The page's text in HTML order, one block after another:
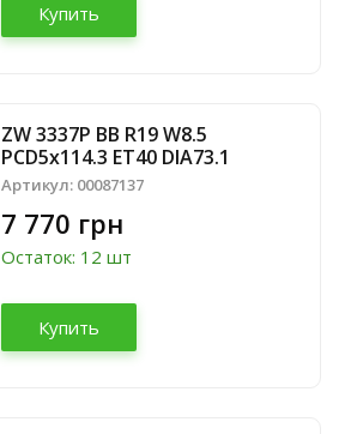
Купить
ZW 3337P BB R19 W8.5
PCD5x114.3 ET40 DIA73.1
Артикул: 00087137
7 770 грн
Остаток: 12 шт
Купить